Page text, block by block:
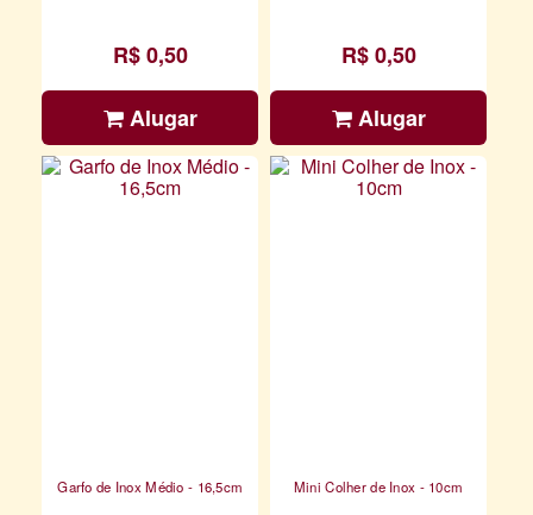
R$ 0,50
Alugar
R$ 0,50
Alugar
Garfo de Inox Médio - 16,5cm Mini Colher de Inox - 10cm